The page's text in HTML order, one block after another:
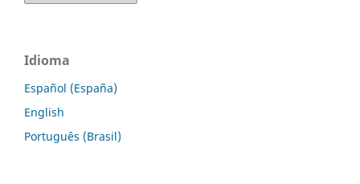
Idioma
Español (España)
English
Português (Brasil)